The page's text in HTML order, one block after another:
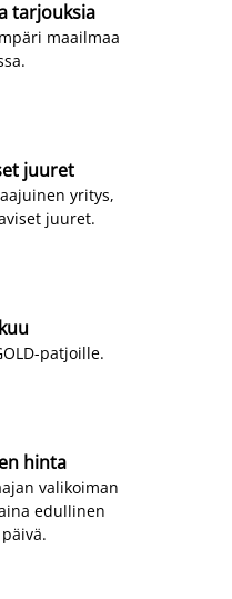
tarjouksia
maailmaa
juuret
yritys,
juuret.
patjoille.
hinta
valikoiman
edullinen